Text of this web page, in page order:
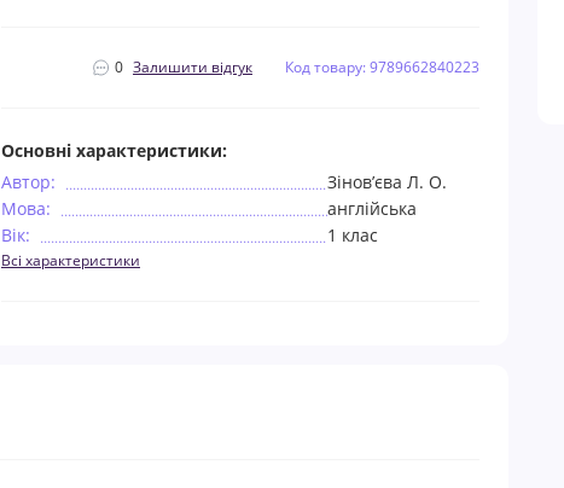
0 Залишити відгук Код товару: 9789662840223
Основні характеристики:
Автор:
Зінов’єва Л. О.
Мова:
англійська
Вік:
1 клас
Всі характеристики